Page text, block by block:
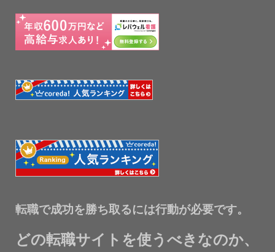
転職で成功を勝ち取るには行動が必要です。
どの転職サイトを使うべきなのか、